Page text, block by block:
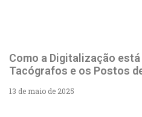
Como a Digitalização
Tacógrafos e os Postos
13 de maio de 2025